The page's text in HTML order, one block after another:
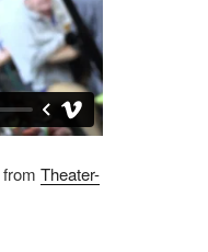
from Theater-